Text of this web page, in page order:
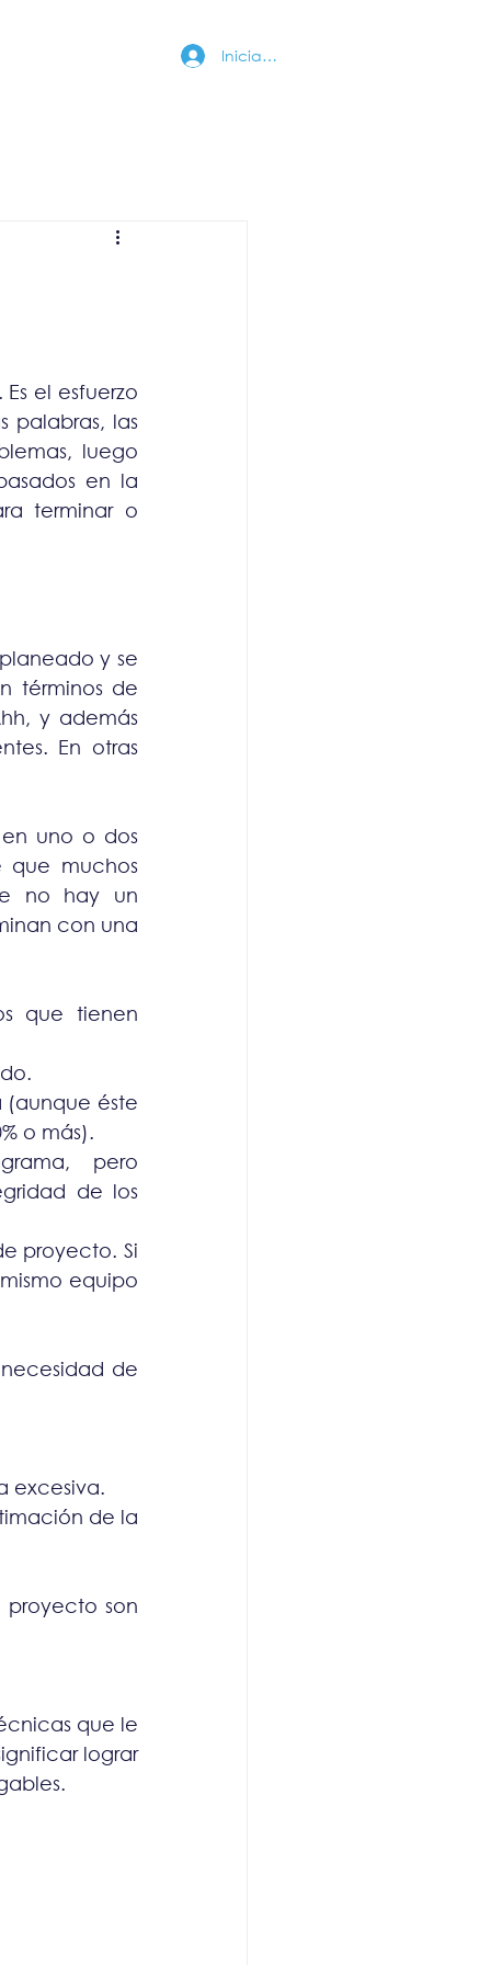
Iniciar sesión
el esfuerzo
palabras, las
luego
en la
terminar o
y se
términos de
y además
En otras
uno o dos
que muchos
no hay un
con una
que tienen
(aunque éste
o más).
pero
de los
proyecto. Si
equipo
de
excesiva.
de la
proyecto son
que le
lograr